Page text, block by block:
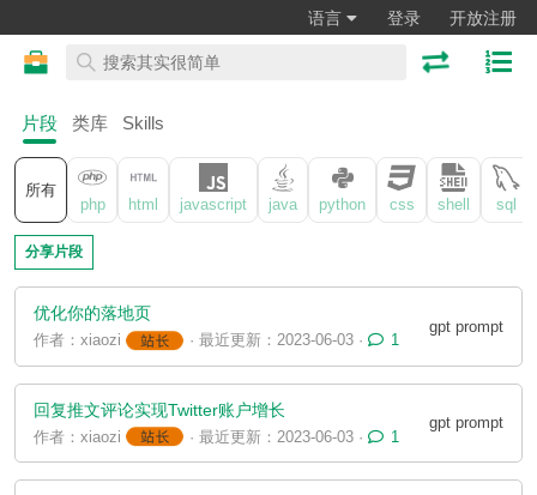
语言 登录 开放注册
片段 类库 Skills
所有
php
html javascript java python css shell sql
分享片段
优化你的落地页
作者：xiaozi · 最近更新：2023-06-03 · 1
gpt prompt
回复推文评论实现Twitter账户增长
作者：xiaozi · 最近更新：2023-06-03 · 1
gpt prompt